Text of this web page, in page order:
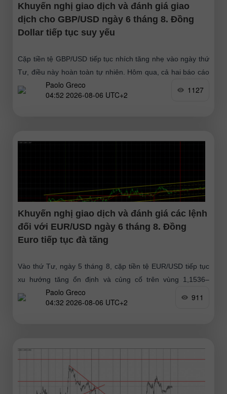
Khuyến nghị giao dịch và đánh giá giao
dịch cho GBP/USD ngày 6 tháng 8. Đồng
Dollar tiếp tục suy yếu
Cặp tiền tệ GBP/USD tiếp tục nhích tăng nhẹ vào ngày thứ
Tư, điều này hoàn toàn tự nhiên. Hôm qua, cả hai báo cáo
từ Mỹ (vốn dĩ cũng
Paolo Greco
04:52 2026-08-06 UTC+2
1127
Khuyến nghị giao dịch và đánh giá các lệnh
đối với EUR/USD ngày 6 tháng 8. Đồng
Euro tiếp tục đà tăng
Vào thứ Tư, ngày 5 tháng 8, cặp tiền tệ EUR/USD tiếp tục
xu hướng tăng ổn định và củng cố trên vùng 1,1536–
1,1542. Như đã dự đoán, đà tăng
Paolo Greco
04:32 2026-08-06 UTC+2
911